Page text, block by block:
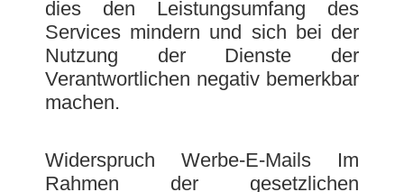
dies den Leistungsumfang des
Services mindern und sich bei der
Nutzung der Dienste der
Verantwortlichen negativ bemerkbar
machen.
Widerspruch Werbe-E-Mails Im
Rahmen der gesetzlichen